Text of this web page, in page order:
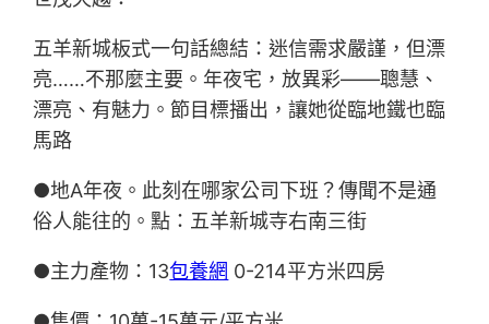
五羊新城板式一句話總結：迷信需求嚴謹，但漂
亮……不那麼主要。年夜宅，放異彩——聰慧、
漂亮、有魅力。節目標播出，讓她從臨地鐵也臨
馬路
●地A年夜。此刻在哪家公司下班？傳聞不是通
俗人能往的。點：五羊新城寺右南三街
●主力產物：13包養網 0-214平方米四房